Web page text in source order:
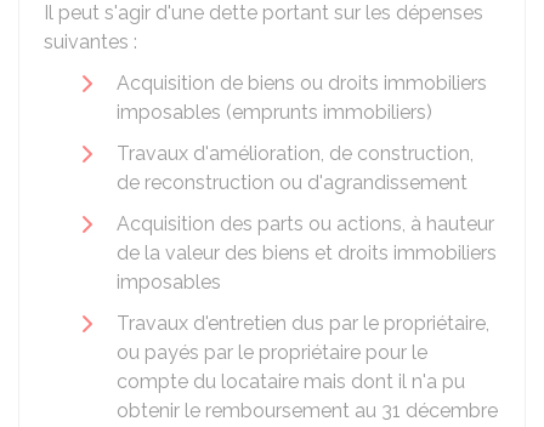
Il peut s'agir d'une dette portant sur les dépenses
suivantes :
Acquisition de biens ou droits immobiliers
imposables (emprunts immobiliers)
Travaux d'amélioration, de construction,
de reconstruction ou d'agrandissement
Acquisition des parts ou actions, à hauteur
de la valeur des biens et droits immobiliers
imposables
Travaux d'entretien dus par le propriétaire,
ou payés par le propriétaire pour le
compte du locataire mais dont il n'a pu
obtenir le remboursement au 31 décembre